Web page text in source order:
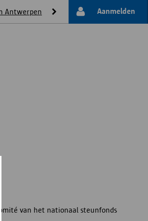
Aanmelden
Antwerpen
van het nationaal steunfonds